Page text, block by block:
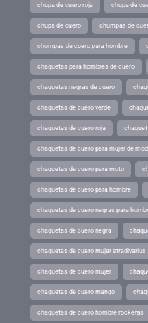
chupa de cuero roja chupa de
chupa de cuero chumpas de
chompas de cuero para hombre
chaquetas para hombres de cuero
chaquetas negras de cuero
chaquetas de cuero verde
chaquetas de cuero roja
chaquetas de cuero para mujer de
chaquetas de cuero para moto
chaquetas de cuero para hombre
chaquetas de cuero negras para
chaquetas de cuero negra
chaquetas de cuero mujer stradivarius
chaquetas de cuero mujer
chaquetas de cuero mango
chaquetas de cuero hombre rockeras